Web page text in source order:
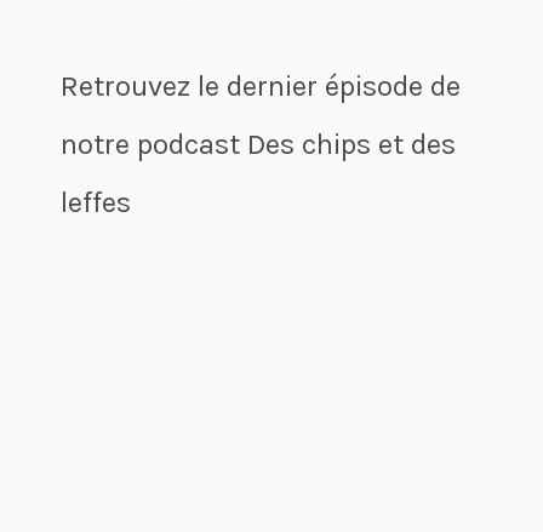
Retrouvez le dernier épisode de
notre podcast Des chips et des
leffes